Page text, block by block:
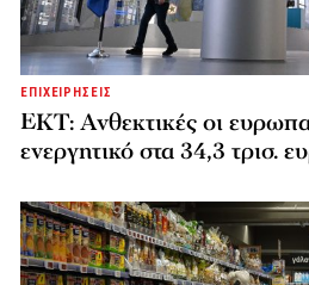
ΕΠΙΧΕΙΡΗΣΕΙΣ
ΕΚΤ: Ανθεκτικές οι
ενεργητικό στα 34,3 τρισ.